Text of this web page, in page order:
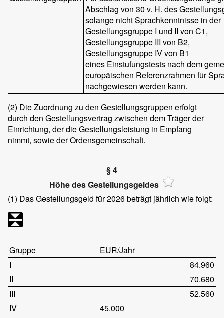
Abschlag von 30 v. H. des
solange nicht Sprachkenntnisse in der
Gestellungsgruppe I und II von C1,
Gestellungsgruppe III von B2,
Gestellungsgruppe IV von B1
eines Einstufungstests nach dem
europäischen Referenzrahmen für
nachgewiesen werden kann.
(2) Die Zuordnung zu den Gestellungsgruppen erfolgt
durch den Gestellungsvertrag zwischen dem Träger der
Einrichtung, der die Gestellungsleistung in Empfang
nimmt, sowie der Ordensgemeinschaft.
§ 4
Höhe des Gestellungsgeldes
(1) Das Gestellungsgeld für 2026 beträgt jährlich wie folgt:
Gruppe
EUR/Jahr
I
84.960
II
70.680
III
52.560
IV
45.000